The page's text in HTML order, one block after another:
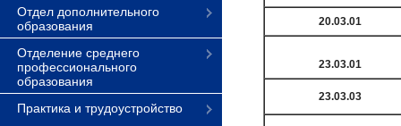
Отдел дополнительного
образования
Отделение среднего
профессионального
образования
Практика и трудоустройство
20.03.01
23.03.01
23.03.03